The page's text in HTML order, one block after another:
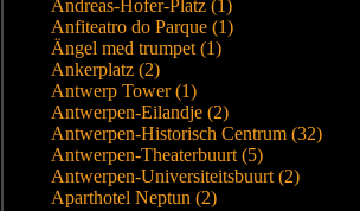
Andreas-Hofer-Platz (1)
Anfiteatro do Parque (1)
Ängel med trumpet (1)
Ankerplatz (2)
Antwerp Tower (1)
Antwerpen-Eilandje (2)
Antwerpen-Historisch Centrum (32)
Antwerpen-Theaterbuurt (5)
Antwerpen-Universiteitsbuurt (2)
Aparthotel Neptun (2)